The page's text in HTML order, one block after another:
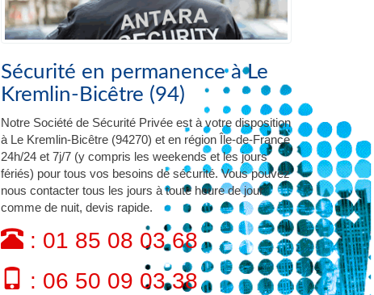
Sécurité en permanence à Le
Kremlin-Bicêtre (94)
Notre Société de Sécurité Privée est à votre disposition
à Le Kremlin-Bicêtre (94270) et en région Île-de-France
24h/24 et 7j/7 (y compris les weekends et les jours
fériés) pour tous vos besoins de sécurité. Vous pouvez
nous contacter tous les jours à toute heure de jour
comme de nuit, devis rapide.
: 01 85 08 03 68
: 06 50 09 03 38